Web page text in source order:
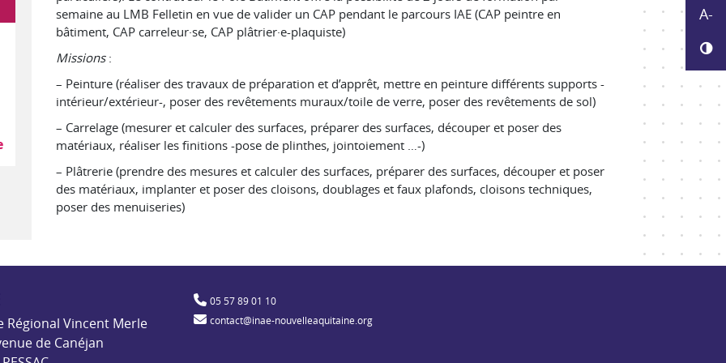
A-
et aménagement des espaces verts et naturels
semaine au LMB Felletin en vue de valider un CAP pendant le parcours IAE (CAP peintre en
bâtiment, CAP carreleur·se, CAP plâtrier·e-plaquiste)
Missions:
– Peinture (réaliser des travaux de préparation et d’apprêt, mettre en peinture différents supports -
intérieur/extérieur-, poser des revêtements muraux/toile de verre, poser des revêtements de sol)
– Carrelage (mesurer et calculer des surfaces, préparer des surfaces, découper et poser des
matériaux, réaliser les finitions -pose de plinthes, jointoiement …-)
– Plâtrerie (prendre des mesures et calculer des surfaces, préparer des surfaces, découper et poser
des matériaux, implanter et poser des cloisons, doublages et faux plafonds, cloisons techniques,
poser des menuiseries)
pour l'insertion par l'activité économique
Régional Vincent Merle
de Canéjan
05 57 89 01 10
contact@inae-nouvelleaquitaine.org